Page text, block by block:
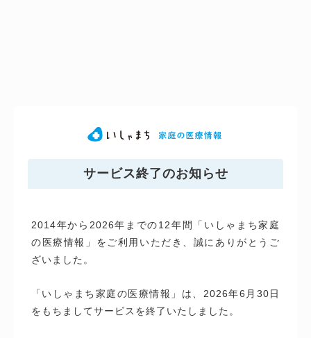
サービス終了のお知らせ
2014年から2026年までの12年間「いしゃまち家庭
の医療情報」をご利用いただき、誠にありがとうご
ざいました。
「いしゃまち家庭の医療情報」は、2026年6月30日
をもちましてサービスを終了いたしました。